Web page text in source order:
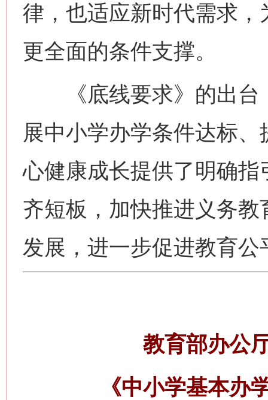
律，也适应新时代需求
更全面的条件支撑。
《底线要求》的出台
展中小学办学条件达标
心健康成长提供了明确
齐短板，加快推进义务
发展，进一步促进教育
教育部办公
《中小学基本办